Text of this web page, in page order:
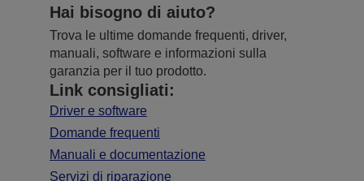
Hai bisogno di aiuto?
Trova le ultime domande frequenti, driver,
manuali, software e informazioni sulla
garanzia per il tuo prodotto.
Link consigliati:
Driver e software
Domande frequenti
Manuali e documentazione
Servizi di riparazione